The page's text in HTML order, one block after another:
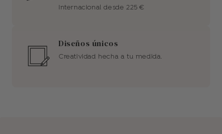
Internacional desde 225 €
Diseños únicos
Creatividad hecha a tu medida.